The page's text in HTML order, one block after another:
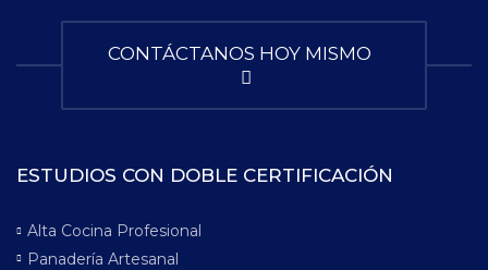
CONTÁCTANOS HOY MISMO
ESTUDIOS CON DOBLE CERTIFICACIÓN
Alta Cocina Profesional
Panadería Artesanal